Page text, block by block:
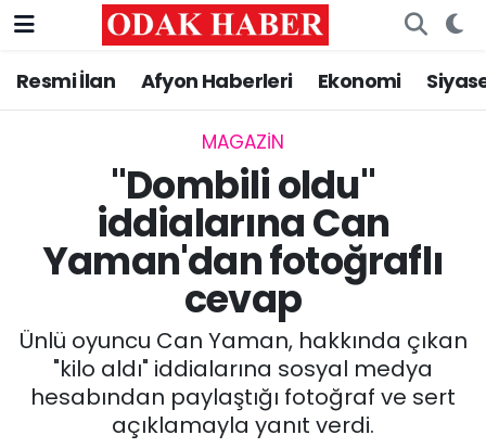
Resmi İlan Afyon Haberleri Ekonomi
MAGAZİN
"Dombili oldu"
iddialarına Can
Yaman'dan fotoğraflı
cevap
Ünlü oyuncu Can Yaman, hakkında çıkan
"kilo aldı" iddialarına sosyal medya
hesabından paylaştığı fotoğraf ve sert
açıklamayla yanıt verdi.
AFYONKARAHİSAR HABERLERİ
ASAYİŞ
GÜNCEL
EĞİTİM
MAGAZİN
Nöbetçi Eczaneler
Trafik Durumu
Süper Lig Puan Durumu ve Fikstür
Tüm Manşetler
Son Dakika Haberleri
Haber Arşivi